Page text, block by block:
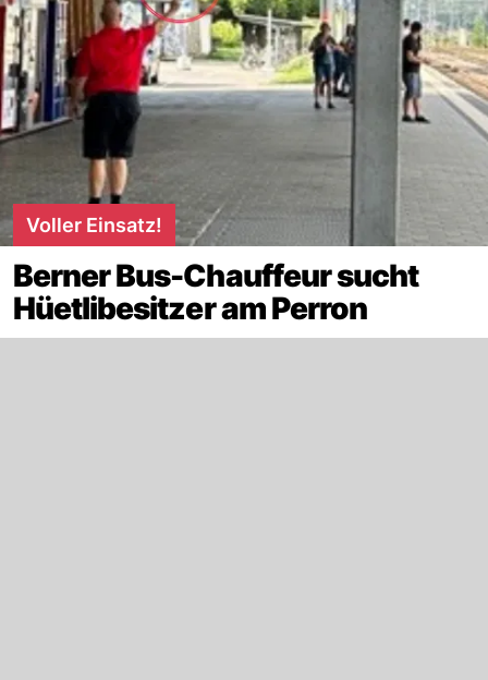
Voller Einsatz!
Berner Bus-Chauffeur sucht
Hüetlibesitzer am Perron